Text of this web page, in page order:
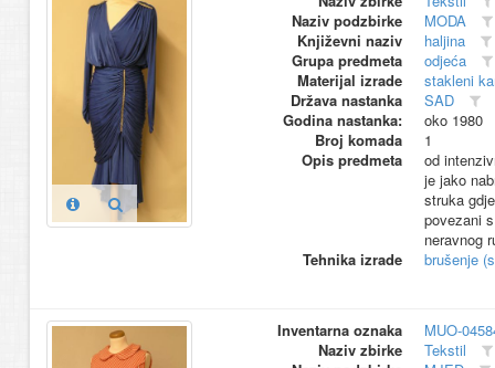
Naziv podzbirke
MODA
Književni naziv
haljina
Grupa predmeta
odjeća
Materijal izrade
stakleni
Država nastanka
SAD
Godina nastanka:
oko 1980
Broj komada
1
Opis predmeta
od
je jako
struka
povezani
neravnog
Tehnika izrade
brušenje
Inventarna oznaka
MUO-
Naziv zbirke
Tekstil